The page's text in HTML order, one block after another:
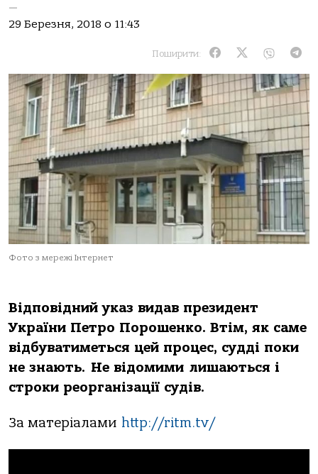
—
29 Березня, 2018 о 11:43
Поширити:
Фото з мережі Інтернет
Відповідний указ видав президент
України Петро Порошенко. Втім, як саме
відбуватиметься цей процес, судді поки
не знають. Не відомими лишаються і
строки реорганізації судів.
За матеріалами http://ritm.tv/